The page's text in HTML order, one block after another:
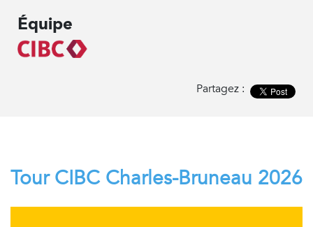
Équipe
Partagez :
Tour CIBC Charles-Bruneau 2026